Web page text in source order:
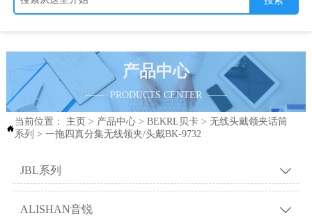
产品中心
—— PRODUCTS CENTER ——

当前位置： 主页 > 产品中心> BEKRL贝卡> 无线头戴领夹话筒
系列 > 一拖四真分集无线领夹/头戴BK-9732
JBL系列 
ALISHAN音锐 